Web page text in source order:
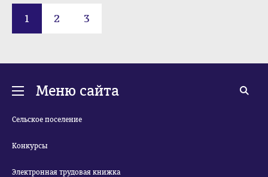
1 2 3
Меню сайта
Сельское поселение
Конкурсы
Электронная трудовая книжка